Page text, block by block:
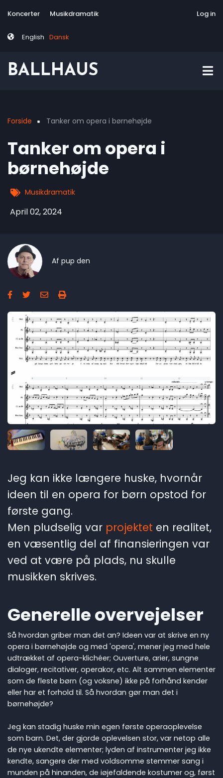
to
content
Tag
Koncerter Musikdramatik Via Artis
English Dansk
Log in
BALLHAUS
Breadcrumb
Forside Tanker om opera i børnehøjde
Tanker om opera i
børnehøjde
Musikdramatik
April 02, 2024
Af pup den
Jeg kan ikke længere huske, hvornår
ideen til en opera for børn opstod for
første gang.
Men pludselig var projektet en realitet,
en væsentlig del af finansieringen var
ved at være på plads, nu skulle
musikken skrives.
Generelle overvejelser
Så hvordan griber man det an? Ideen var at skrive en ny
opera i børnehøjde og med 'opera', mener jeg med hele
udtrækket af opera-klichéer; Ouverture, arier, sungne
dialoger, recitativer, operakor, etc. Alt sammen elementer
som de fleste børn (og voksne) ikke på forhånd kender
eller har et forhold til. Så hvordan gør man det i
børnehøjde?
Jeg kan stadig huske min egen første operaoplevelse
som barn. Det, der gjorde oplevelsen stor, var netop alle
de nye ukendte elementer; lyden af instrumenter jeg ikke
kendte, sangere der med voldsomme stemmer sang i
munden på hinanden, de iøjefaldende kostumer og, først